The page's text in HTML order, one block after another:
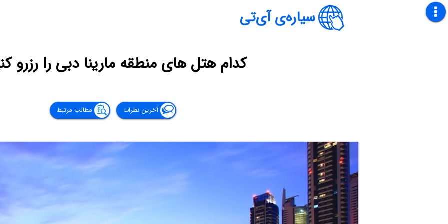
سیاره‌ی آی‌تی
کدام هتل ‌های منطقه مارینا دبی را رزرو
آخرین نظرات مطالب مرتبط